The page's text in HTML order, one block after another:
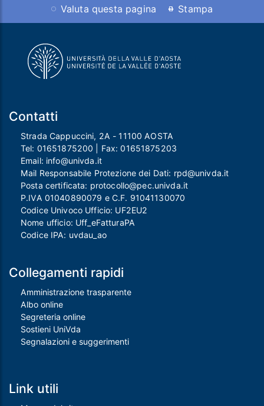
Valuta questa pagina Stampa
Contatti
Strada Cappuccini, 2A - 11100 AOSTA
Tel: 01651875200 | Fax:01651875203
Email: info@univda.it
Mail Responsabile Protezione dei Dati: rpd@univda.it
Posta certificata: protocollo@pec.univda.it
P.IVA 01040890079 e C.F. 91041130070
Codice Univoco Ufficio: UF2EU2
Nome ufficio: Uff_eFatturaPA
Codice IPA: uvdau_ao
Collegamenti rapidi
Amministrazione trasparente
Albo online
Segreteria online
Sostieni UniVda
Segnalazioni e suggerimenti
Link utili